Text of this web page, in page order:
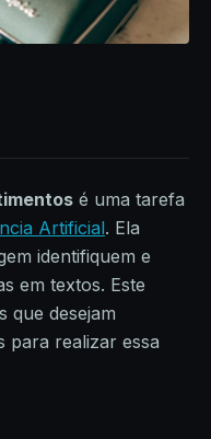
é uma tarefa
Artificial. Ela
identifiquem e
em textos. Este
que desejam
para realizar essa